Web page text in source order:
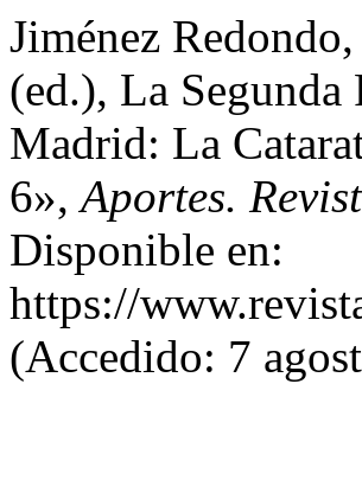
Jiménez
(ed.), La
Madrid: La
6»,Aportes.
Disponible en:
https://
(Accedido: 7